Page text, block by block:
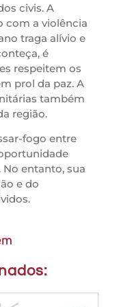
civis. A
com a violência
traga alívio e
é
respeitem os
prol da paz. A
também
região.
fogo entre
No entanto, sua
e do